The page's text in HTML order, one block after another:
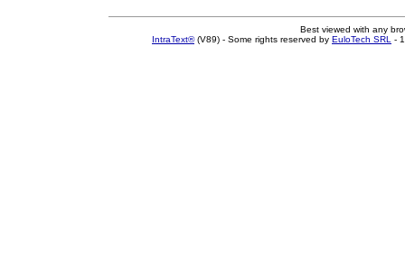
Best viewed with any
IntraText®(V89) - Some rights reserved by EuloTech SRL -